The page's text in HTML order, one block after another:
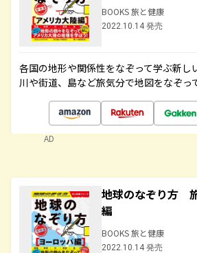
BOOKS 旅と健康
2022.10.14 発売
各国の地形や関係性をなぞって学ぶ新し
川や街道、島など旅気分で地図をなぞっ
AD
地球のなぞり方
編
BOOKS 旅と健康
2022.10.14 発売